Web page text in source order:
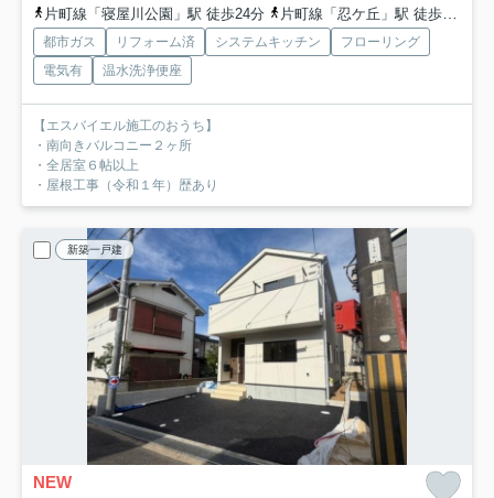
片町線「寝屋川公園」駅 徒歩24分
片町線「忍ケ丘」駅 徒歩27分
都市ガス リフォーム済 システムキッチン
フローリング
電気有
温水洗浄便座
【エスバイエル施工のおうち】
・南向きバルコニー２ヶ所
・全居室６帖以上
・屋根工事（令和１年）歴あり
新築一戸建
NEW